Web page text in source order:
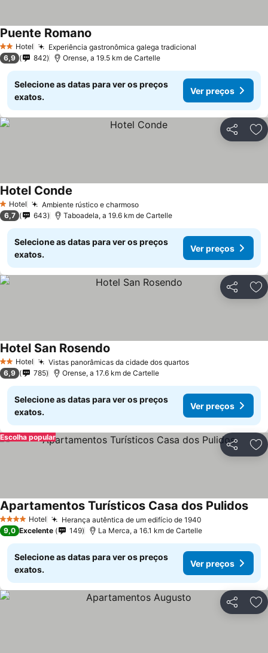
2 Estrelas
Hotel Experiência gastronômica galega tradicional
Puente Romano
6,9 842 Orense, a 19.5 km de Cartelle
Selecione as datas para ver os preços
exatos.
Ver preços
Partilhar
1 Estrelas
Hotel Ambiente rústico e charmoso
Hotel Conde
6,7 643 Taboadela, a 19.6 km de Cartelle
Selecione as datas para ver os preços
exatos.
Ver preços
Partilhar
2 Estrelas
Hotel Vistas panorâmicas da cidade dos quartos
Hotel San Rosendo
6,9 785 Orense, a 17.6 km de Cartelle
Selecione as datas para ver os preços
exatos.
Ver preços
Partilhar
Escolha popular
4 EstrelasHotel Herança autêntica de um edifício de 1940
Apartamentos Turísticos Casa dos Pulidos
9,0 Excelente 149 La Merca, a 16.1 km de Cartelle
Selecione as datas para ver os preços
exatos.
Ver preços
Partilhar